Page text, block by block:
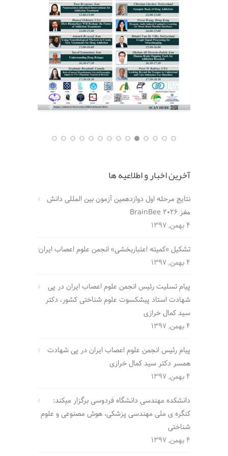
آخرین اخبار و اطلاعیه ها
نتایج مرحله اول دوازدهمین آزمون بین المللی دانش
مغز BrainBee 2026
4 بهمن, 1397
تشکیل «کمیته اعتباربخشی» انجمن علوم اعصاب ایران
4 بهمن, 1397
پیام تسلیت رئیس انجمن علوم اعصاب ایران در پی
شهادت استاد پیشکسوت علوم شناختی کشور، دکتر
سید کمال خرازی
4 بهمن, 1397
پیام رئیس انجمن علوم اعصاب ایران در پی شهادت
همسر دکتر سید کمال خرازی
4 بهمن, 1397
دانشکده مهندسی دانشگاه فردوسی برگزار میکند:
کنگره ی ملی مهندسی پزشکی، هوش مصنوعی و علوم
شناختی
4 بهمن, 1397